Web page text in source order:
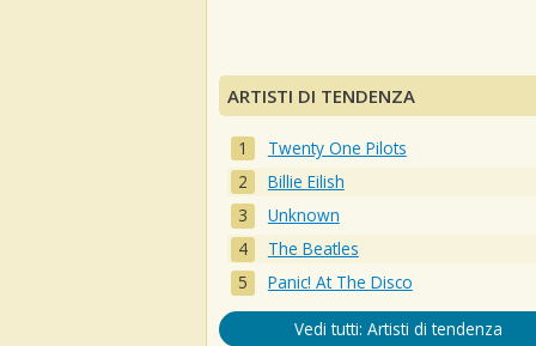
ARTISTI DI TENDENZA
Twenty One Pilots
Billie Eilish
Unknown
The Beatles
Panic! At The Disco
Vedi tutti: Artisti di tendenza